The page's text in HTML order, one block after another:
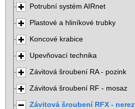
Potrubní systém AIRnet
Plastové a hliníkové trubky
Koncové krabice
Upevňovací technika
Závitová šroubení RA - pozink
Závitová šroubení RF - mosaz
Závitová šroubení RFX - nerez